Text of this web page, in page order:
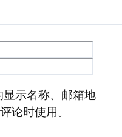
箱
示名称、邮箱地
论时使用。